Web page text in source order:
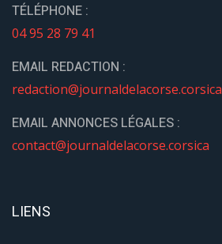
TÉLÉPHONE :
04 95 28 79 41
EMAIL REDACTION :
redaction@journaldelacorse.corsica
EMAIL ANNONCES LÉGALES :
contact@journaldelacorse.corsica
LIENS